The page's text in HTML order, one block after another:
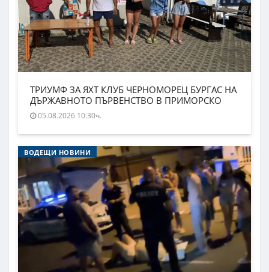
ТРИУМФ ЗА ЯХТ КЛУБ ЧЕРНОМОРЕЦ БУРГАС НА
ДЪРЖАВНОТО ПЪРВЕНСТВО В ПРИМОРСКО
05.08.2026 10:30ч.
ВОДЕЩИ НОВИНИ